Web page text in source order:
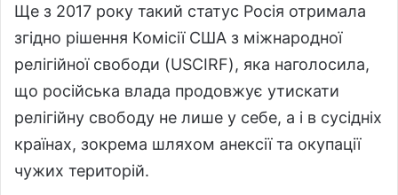
Ще з 2017 року такий статус Росія отримала
згідно рішення Комісії США з міжнародної
релігійної свободи (USCIRF), яка наголосила,
що російська влада продовжує утискати
релігійну свободу не лише у себе, а і в сусідніх
країнах, зокрема шляхом анексії та окупації
чужих територій.